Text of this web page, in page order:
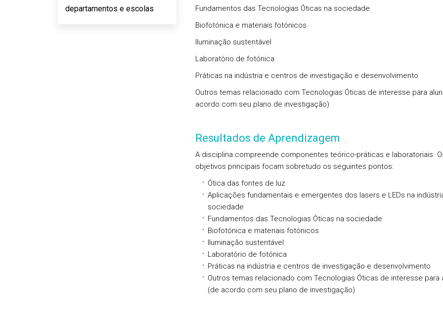
departamentos e escolas
Fundamentos das Tecnologias Óticas na sociedade
Biofotónica e materiais fotónicos
Iluminação sustentável
Laboratório de fotónica
Práticas na indústria e centros de investigação e desenvolvimento
Outros temas relacionado com Tecnologias Óticas de interesse para
acordo com seu plano de investigação)
Resultados de Aprendizagem
A disciplina compreende componentes teórico-práticas e laboratoriais.
objetivos principais focam sobretudo os seguintes pontos:
Ótica das fontes de luz
Aplicações fundamentais e emergentes dos lasers e LEDs na
sociedade
Fundamentos das Tecnologias Óticas na sociedade
Biofotónica e materiais fotónicos
Iluminação sustentável
Laboratório de fotónica
Práticas na indústria e centros de investigação e desenvolvimento
Outros temas relacionado com Tecnologias Óticas de interesse para
(de acordo com seu plano de investigação)